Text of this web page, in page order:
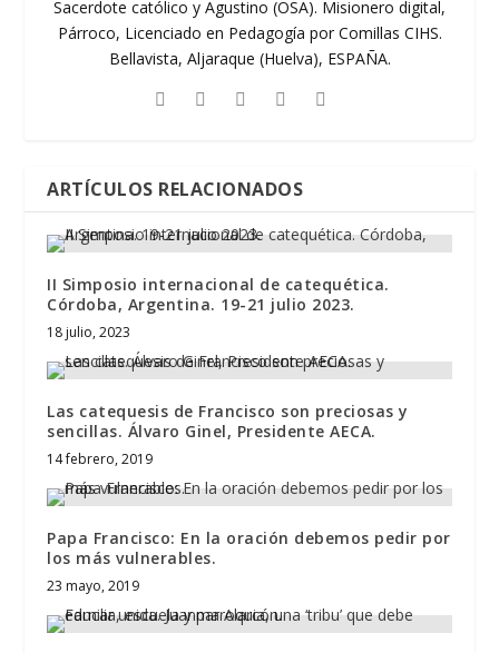
Sacerdote católico y Agustino (OSA). Misionero digital,
Párroco, Licenciado en Pedagogía por Comillas CIHS.
Bellavista, Aljaraque (Huelva), ESPAÑA.
ARTÍCULOS RELACIONADOS
II Simposio internacional de catequética.
Córdoba, Argentina. 19-21 julio 2023.
18 julio, 2023
Las catequesis de Francisco son preciosas y
sencillas. Álvaro Ginel, Presidente AECA.
14 febrero, 2019
Papa Francisco: En la oración debemos pedir por
los más vulnerables.
23 mayo, 2019